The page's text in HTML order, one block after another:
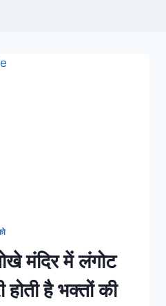
मंदिर में लंगोट
होती है भक्तों की